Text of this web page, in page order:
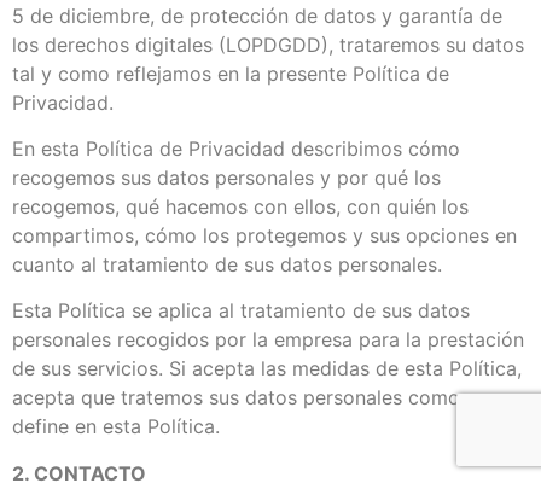
5 de diciembre, de protección de datos y garantía de
los derechos digitales (LOPDGDD), trataremos su datos
tal y como reflejamos en la presente Política de
Privacidad.
En esta Política de Privacidad describimos cómo
recogemos sus datos personales y por qué los
recogemos, qué hacemos con ellos, con quién los
compartimos, cómo los protegemos y sus opciones en
cuanto al tratamiento de sus datos personales.
Esta Política se aplica al tratamiento de sus datos
personales recogidos por la empresa para la prestación
de sus servicios. Si acepta las medidas de esta Política,
acepta que tratemos sus datos personales como se
define en esta Política.
2. CONTACTO